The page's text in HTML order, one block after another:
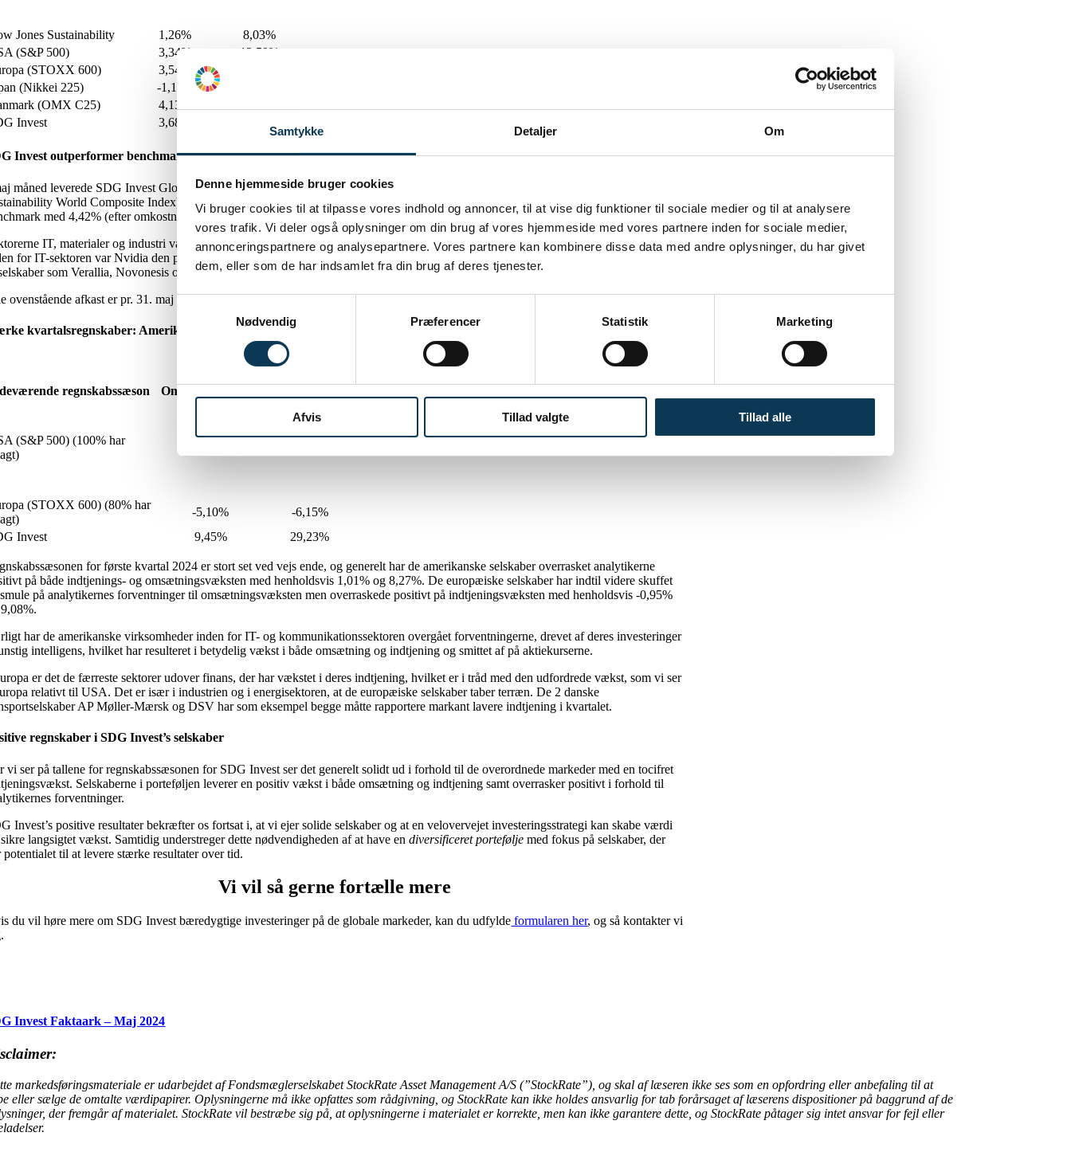
Samtykke Detaljer Om
Denne hjemmeside bruger cookies
Vi bruger cookies til at tilpasse vores indhold og annoncer, til at vise dig funktioner til sociale medier og til at analysere
vores trafik. Vi deler også oplysninger om din brug af vores hjemmeside med vores partnere inden for sociale medier,
annonceringspartnere og analysepartnere. Vores partnere kan kombinere disse data med andre oplysninger, du har givet
dem, eller som de har indsamlet fra din brug af deres tjenester.
Nødvendig
Præferencer Statistik Marketing
Afvis Tillad valgte Tillad alle
Jones Sustainability 1,26%
8,03%
(S&P 500)
3,34%
13,59%
(STOXX 600)
3,54%
(Nikkei 225)
-1,15%
(OMX C25)
4,13%
Invest
3,68%
Invest outperformer benchmark
måned leverede SDG Invest Globale Bæredygtige Aktier imponerende afkast på 3,68% og overgik benchmark (Dow Jones
World Composite Index) med 2,42% (efter omkostninger). På årsbasis har fonden også klaret sig godt og overgået
med 4,42% (efter omkostninger).
IT, materialer og industri var hovedbidragyderne til afkastet i maj, med stigninger på mellem 0,7-0,9% i forhold til benchmark.
for IT-sektoren var Nvidia den primære driver med en stigning på 126% alene i 2024. Fremgangen i de andre to sektorer blev støttet
som Verallia, Novonesis og Schneider Electric.
ovenstående afkast er pr. 31. maj 2024.
kvartalsregnskaber: Amerikanske tech-selskaber overrasker positivt
regnskabssæson Omsætningsvækst
(S&P 500) (100% har
(STOXX 600) (80% har
-5,10%
-6,15%
Invest
9,45% 29,23%
for første kvartal 2024 er stort set ved vejs ende, og generelt har de amerikanske selskaber overrasket analytikerne
på både indtjenings- og omsætningsvæksten med henholdsvis 1,01% og 8,27%. De europæiske selskaber har indtil videre skuffet
på analytikernes forventninger til omsætningsvæksten men overraskede positivt på indtjeningsvæksten med henholdsvis -0,95%
har de amerikanske virksomheder inden for IT- og kommunikationssektoren overgået forventningerne, drevet af deres investeringer
intelligens, hvilket har resulteret i betydelig vækst i både omsætning og indtjening og smittet af på aktiekurserne.
er det de færreste sektorer udover finans, der har vækstet i deres indtjening, hvilket er i tråd med den udfordrede vækst, som vi ser
relativt til USA. Det er især i industrien og i energisektoren, at de europæiske selskaber taber terræn. De 2 danske
AP Møller-Mærsk og DSV har som eksempel begge måtte rapportere markant lavere indtjening i kvartalet.
regnskaber i SDG Invest’s selskaber
vi ser på tallene for regnskabssæsonen for SDG Invest ser det generelt solidt ud i forhold til de overordnede markeder med en tocifret
Selskaberne i porteføljen leverer en positiv vækst i både omsætning og indtjening samt overrasker positivt i forhold til
forventninger.
Invest’s positive resultater bekræfter os fortsat i, at vi ejer solide selskaber og at en velovervejet investeringsstrategi kan skabe værdi
langsigtet vækst. Samtidig understreger dette nødvendigheden af at have endiversificeret portefølje med fokus på selskaber, der
potentialet til at levere stærke resultater over tid.
Vi vil så gerne fortælle mere
du vil høre mere om SDG Invest bæredygtige investeringer på de globale markeder, kan du udfylde formularen her, og så kontakter vi
Invest Faktaark – Maj 2024
markedsføringsmateriale er udarbejdet af Fondsmæglerselskabet StockRate Asset Management A/S (”StockRate”), og skal af læseren ikke ses som en opfordring eller anbefaling til at
eller sælge de omtalte værdipapirer. Oplysningerne må ikke opfattes som rådgivning, og StockRate kan ikke holdes ansvarlig for tab forårsaget af læserens dispositioner på baggrund af de
der fremgår af materialet. StockRate vil bestræbe sig på, at oplysningerne i materialet er korrekte, men kan ikke garantere dette, og StockRate påtager sig intet ansvar for fejl eller